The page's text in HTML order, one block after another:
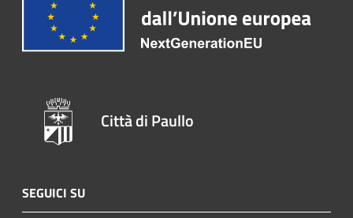
Città di Paullo
SEGUICI SU